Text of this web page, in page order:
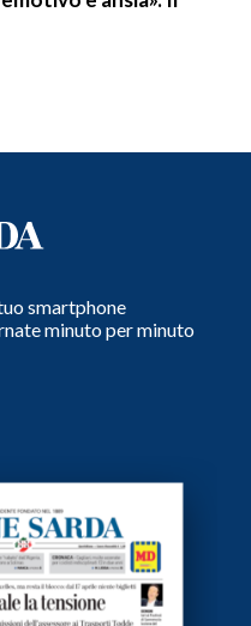
smartphone
minuto per minuto